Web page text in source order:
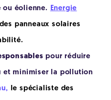
éolienne. Energie
panneaux solaires
pour réduire
et minimiser la pollution
le spécialiste des